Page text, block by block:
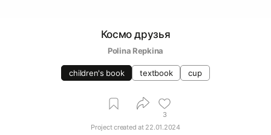
Космо друзья
Polina Repkina
children's book textbook cup
3
Project created at 22.01.2024